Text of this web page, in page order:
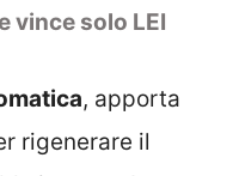
vince solo LEI
, apporta
rigenerare il